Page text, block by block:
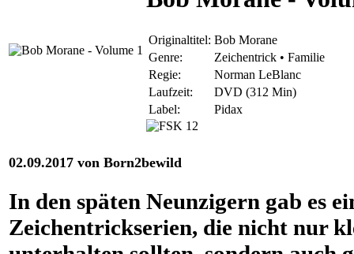
Originaltitel: Bob Morane
Genre:
Zeichentrick • Familie
Regie:
Norman LeBlanc
Laufzeit:
DVD (312 Min)
Label:
Pidax
02.09.2017 von Born2bewild
In den späten Neunzigern gab es
Zeichentrickserien, die nicht nur